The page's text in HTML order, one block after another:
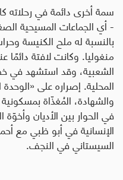
سمة أخرى دائمة في رحلاته
- أي الجماعات المسيحية
بالنسبة له ملح الكنيسة
منغوليا. وكانت لافتة دائمًا
الشعبية، وقد استشهد في
المحلية. إصراره على
والشهادة، المُغذّاة
في الحوار بين الأديان
الإنسانية في أبو ظبي مع
السيستاني في النجف.